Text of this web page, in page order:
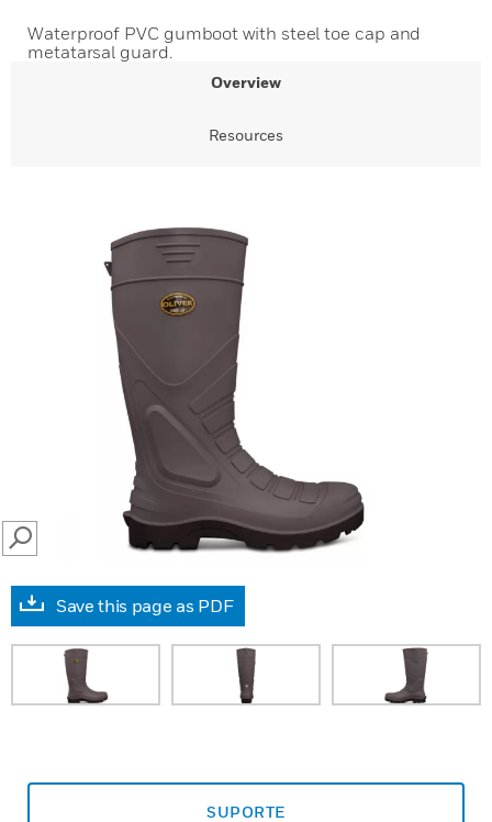
Waterproof PVC gumboot with steel toe cap and
metatarsal guard.
Overview
Resources
SEARCH
Save this page as PDF
SUPORTE